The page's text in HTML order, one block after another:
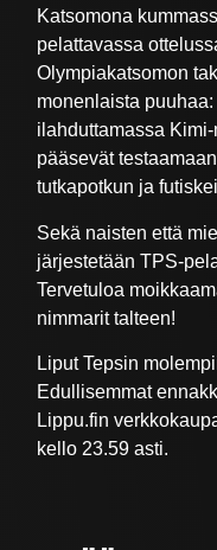
Katsomona
pelattavassa
Olympiakatsomon
monenlaista
ilahduttamassa
pääsevät
tutkapotkun ja
Sekä naisten että
järjestetään TPS-
Tervetuloa
nimmarit talteen!
Liput Tepsin
Edullisemmat
Lippu.fin
kello 23.59 asti.